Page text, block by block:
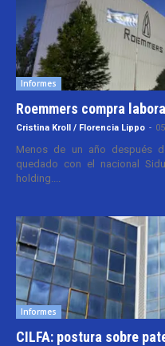
Informes
Roemmers compra
Cristina Kroll / Florencia Lippo -
Menos de un año después
quedado con el nacional
holding....
Informes
CILFA: postura sobre